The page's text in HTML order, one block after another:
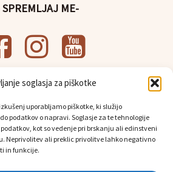
soglasja za piškotke
uporabljamo piškotke, ki služijo
podatkov o napravi. Soglasje za te tehnologije
kot so vedenje pri brskanju ali edinstveni
Neprivolitev ali preklic privolitve lahko negativno
in funkcije.
SPREMLJAJ ME-
POVEZAVE-
pogoji poslovanja
osebnih podatkov
prevzem in dostava